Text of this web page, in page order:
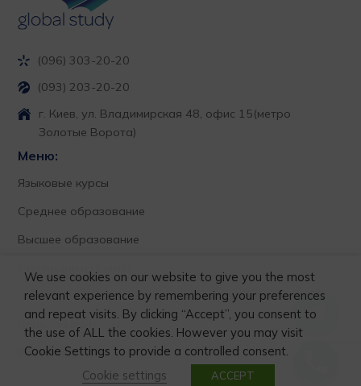
(096) 303-20-20
(093) 203-20-20
г. Киев, ул. Владимирская 48, офис 15(метро
Золотые Ворота)
Меню:
Языковые курсы
Среднее образование
Высшее образование
О нас
Вопросы и ответы
Контакты
We use cookies on our website to give you the most
relevant experience by remembering your preferences
and repeat visits. By clicking “Accept”, you consent to
the use of ALL the cookies. However you may visit
Cookie Settings to provide a controlled consent.
Cookie settings
ACCEPT